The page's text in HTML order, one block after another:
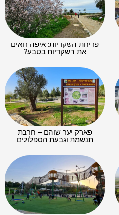
פריחת השקדיות: איפה רואים
את השקדיות בטבע?
פארק יער שוהם – חרבת
תנשמת וגבעת הספלולים